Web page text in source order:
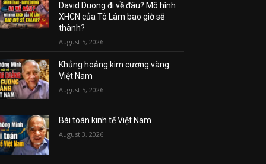
David Duong đi về đâu? Mô hình
XHCN của Tô Lâm bao giờ sẽ
thành?
August 5, 2026
Khủng hoảng kim cương vàng
Việt Nam
August 5, 2026
Bài toán kinh tế Việt Nam
August 3, 2026